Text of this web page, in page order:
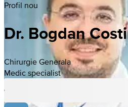
Profil nou
Dr. Bogdan
Chirurgie Generala
Medic specialist